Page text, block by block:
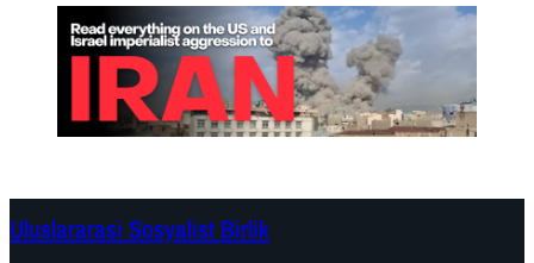
Uluslararasi Sosyalist Birlik